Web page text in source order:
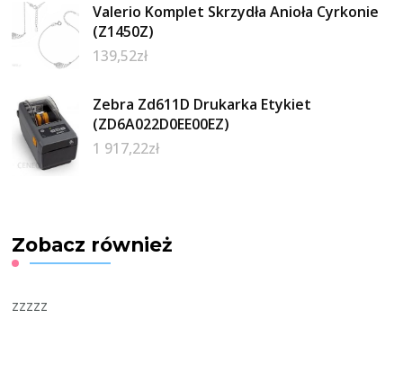
Valerio Komplet Skrzydła Anioła Cyrkonie
(Z1450Z)
139,52zł
Zebra Zd611D Drukarka Etykiet
(ZD6A022D0EE00EZ)
1 917,22zł
Zobacz również
zzzzz